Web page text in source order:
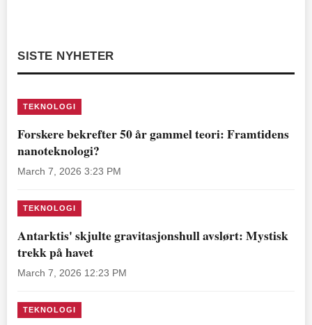
SISTE NYHETER
TEKNOLOGI
Forskere bekrefter 50 år gammel teori: Framtidens
nanoteknologi?
March 7, 2026 3:23 PM
TEKNOLOGI
Antarktis' skjulte gravitasjonshull avslørt: Mystisk
trekk på havet
March 7, 2026 12:23 PM
TEKNOLOGI